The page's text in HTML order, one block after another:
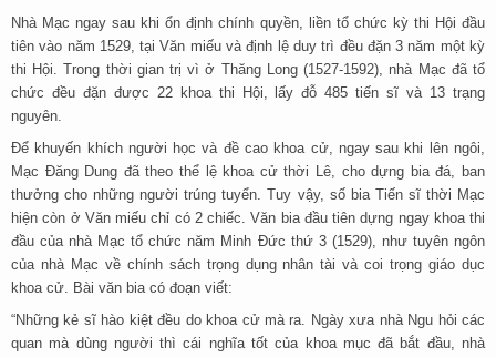
Nhà Mạc ngay sau khi ổn định chính quyền, liền tổ chức kỳ thi Hội đầu
tiên vào năm 1529, tại Văn miếu và định lệ duy trì đều đặn 3 năm một kỳ
thi Hội. Trong thời gian trị vì ở Thăng Long (1527-1592), nhà Mạc đã tổ
chức đều đặn được 22 khoa thi Hội, lấy đỗ 485 tiến sĩ và 13 trạng
nguyên.
Để khuyến khích người học và đề cao khoa cử, ngay sau khi lên ngôi,
Mạc Đăng Dung đã theo thể lệ khoa cử thời Lê, cho dựng bia đá, ban
thưởng cho những người trúng tuyển. Tuy vậy, số bia Tiến sĩ thời Mạc
hiện còn ở Văn miếu chỉ có 2 chiếc. Văn bia đầu tiên dựng ngay khoa thi
đầu của nhà Mạc tổ chức năm Minh Đức thứ 3 (1529), như tuyên ngôn
của nhà Mạc về chính sách trọng dụng nhân tài và coi trọng giáo dục
khoa cử. Bài văn bia có đoạn viết:
“Những kẻ sĩ hào kiệt đều do khoa cử mà ra. Ngày xưa nhà Ngu hỏi các
quan mà dùng người thì cái nghĩa tốt của khoa mục đã bắt đầu, nhà